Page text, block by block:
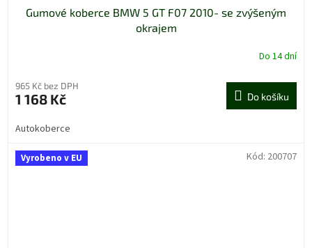
Gumové koberce BMW 5 GT F07 2010- se zvýšeným
okrajem
Do 14 dní
965 Kč bez DPH
1 168 Kč Do košíku
Autokoberce
Vyrobeno v EU Kód: 200707